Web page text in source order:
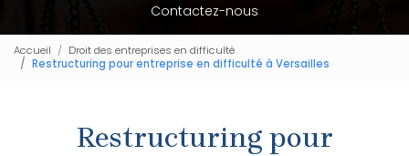
Contactez-nous
Accueil
Droit des entreprises en difficulté
Restructuring pour entreprise en difficulté à Versailles
Restructuring pour